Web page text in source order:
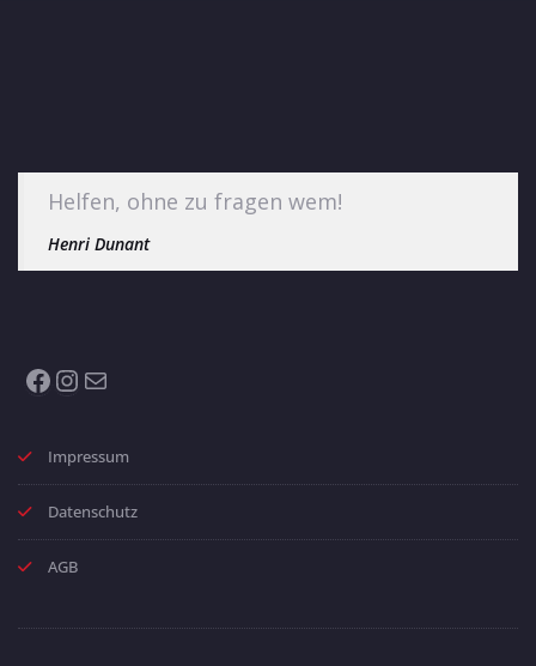
Helfen, ohne zu fragen wem!
Henri Dunant
Facebook
Instagram
E-Mail
Impressum
Datenschutz
AGB